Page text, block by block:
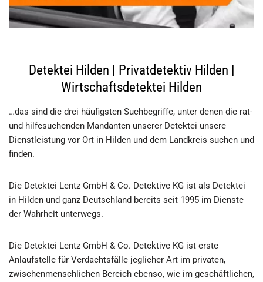
Detektei Hilden | Privatdetektiv Hilden |
Wirtschaftsdetektei Hilden
…das sind die drei häufigsten Suchbegriffe, unter denen die rat-
und hilfesuchenden Mandanten unserer Detektei unsere
Dienstleistung vor Ort in Hilden und dem Landkreis suchen und
finden.
Die Detektei Lentz GmbH & Co. Detektive KG ist als Detektei
in Hilden und ganz Deutschland bereits seit 1995 im Dienste
der Wahrheit unterwegs.
Die Detektei Lentz GmbH & Co. Detektive KG ist erste
Anlaufstelle für Verdachtsfälle jeglicher Art im privaten,
zwischenmenschlichen Bereich ebenso, wie im geschäftlichen,